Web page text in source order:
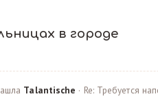
в городе
Talantische · Re: Требуется